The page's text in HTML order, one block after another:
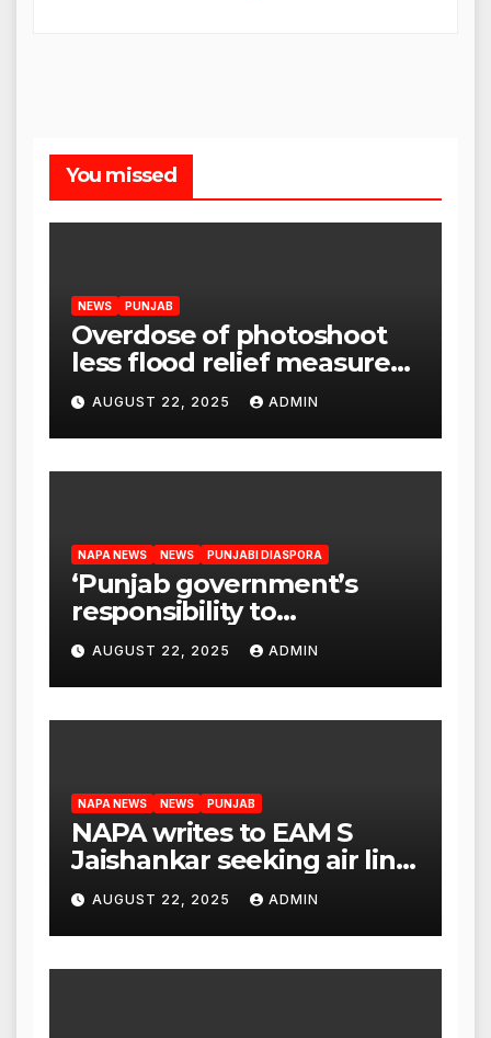
You missed
NEWS PUNJAB
Overdose of photoshoot
less flood relief measures:
Satnam Singh Chahal tells
CM Mann
AUGUST 22, 2025 ADMIN
NAPA NEWS NEWS PUNJABI DIASPORA
‘Punjab government’s
responsibility to
rehabilitate deported
immigrants’, says US NRI
body
AUGUST 22, 2025 ADMIN
NAPA NEWS NEWS PUNJAB
NAPA writes to EAM S
Jaishankar seeking air link
between San Francisco
and Amritsar
AUGUST 22, 2025 ADMIN